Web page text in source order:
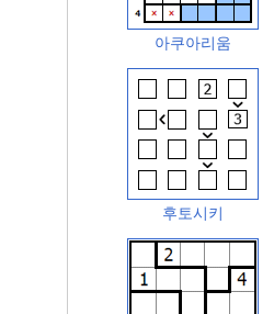
아쿠아리움
후토시키